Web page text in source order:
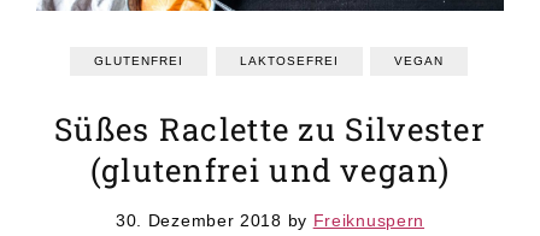
GLUTENFREI LAKTOSEFREI VEGAN
Süßes Raclette zu Silvester
(glutenfrei und vegan)
30. Dezember 2018 by Freiknuspern